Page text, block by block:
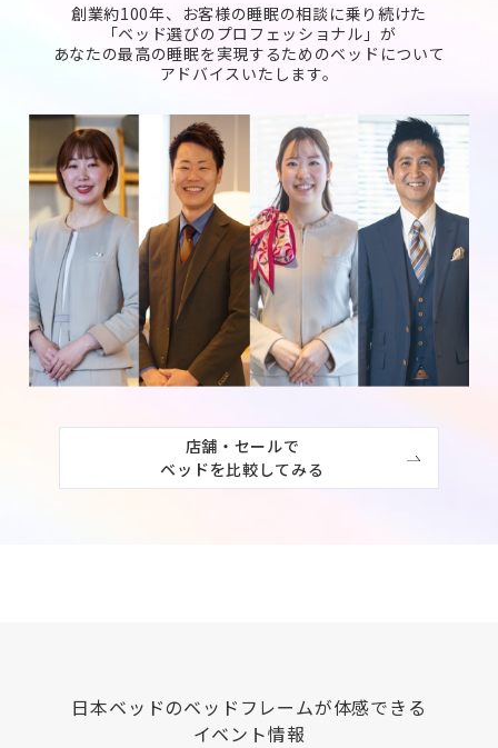
創業約100年、お客様の睡眠の相談に乗り続けた
「ベッド選びのプロフェッショナル」が
あなたの最高の睡眠を実現するためのベッドについて
アドバイスいたします。
店舗・セールで
ベッドを比較してみる
日本ベッドのベッドフレームが体感できる
イベント情報